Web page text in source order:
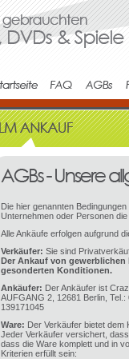
Die hier genannten
Unternehmen oder Personen
Alle Ankäufe erfolgen aufgrund
Verkäufer: Sie sind
Der Ankauf von
gesonderten Konditionen.
Ankäufer: Der Ankäufer ist
AUFGANG 2, 12681 Berlin,
139171045
Ware: Der Verkäufer bietet dem
Jeder Verkäufer versichert,
dass die Ware komplett und in
Kriterien erfüllt sein: